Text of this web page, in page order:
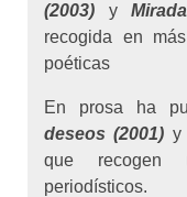
(2003) y
recogida en
poéticas
En prosa ha
deseos (2001) y
que recogen
periodísticos.